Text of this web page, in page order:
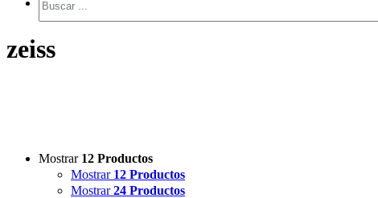
zeiss
Mostrar 12 Productos
Mostrar 12 Productos
Mostrar24 Productos